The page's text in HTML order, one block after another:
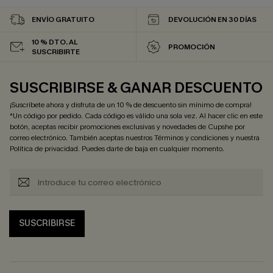
ENVÍO GRATUITO DEVOLUCIÓN EN 30 DÍAS
10 % DTO. AL
SUSCRIBIRTE
PROMOCIÓN
SUSCRIBIRSE & GANAR DESCUENTO
¡Suscríbete ahora y disfruta de un 10 % de descuento sin mínimo de compra!
*Un código por pedido. Cada código es válido una sola vez. Al hacer clic en este
botón, aceptas recibir promociones exclusivas y novedades de Cupshe por
correo electrónico. También aceptas nuestrosTérminos y condicionesy nuestra
Política de privacidad. Puedes darte de baja en cualquier momento.
SUSCRIBIRSE